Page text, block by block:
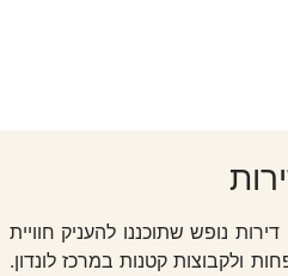
ב-master פרינגדון תמצאו 14 דירות נופש שתוכננו להעניק חוויית
ולקבוצות קטנות במרכז לונדון.